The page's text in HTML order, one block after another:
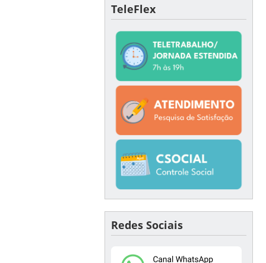
TeleFlex
Redes Sociais